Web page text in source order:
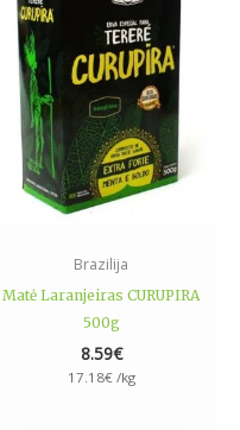
Brazilija
Matė Laranjeiras CURUPIRA
500g
8.59€
17.18€/kg